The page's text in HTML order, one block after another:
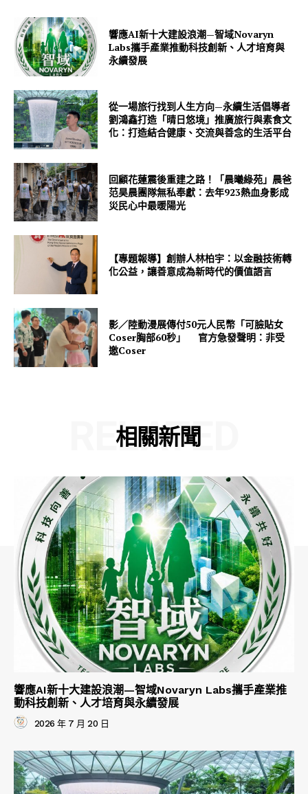
響應AI新十大建設浪潮—智域Novaryn
Labs攜手產業推動科技創新、人才培育與
永續發展
從一場旅行找到人生方向—永續生活倡導者
劉鴻鑫打造「晴日悠境」推廣旅行與素食文
化：打造結合健康、交流與善念的生活平台
回顧花蓮震後重建之路！「晨曦綠苑」晨爸
范昊晨團隊無私奉獻：去年923熱血身影成
災民心中最暖陽光
【專題報導】創辦人林柏宇：以金融技術轉
化公益，讓善意成為新時代的價值語言
影／陸動漫展傳付50元人民幣「可臉貼女
Coser胸部60秒」 官方急發聲明：非受
邀Coser
相關新聞
RELATED
響應AI新十大建設浪潮—智域Novaryn Labs攜手產業推
動科技創新、人才培育與永續發展
2026 年 7 月 20 日